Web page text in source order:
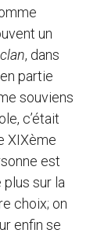
un
clan, dans
partie
souviens
c’était
XIXème
est
sur la
choix; on
enfin se